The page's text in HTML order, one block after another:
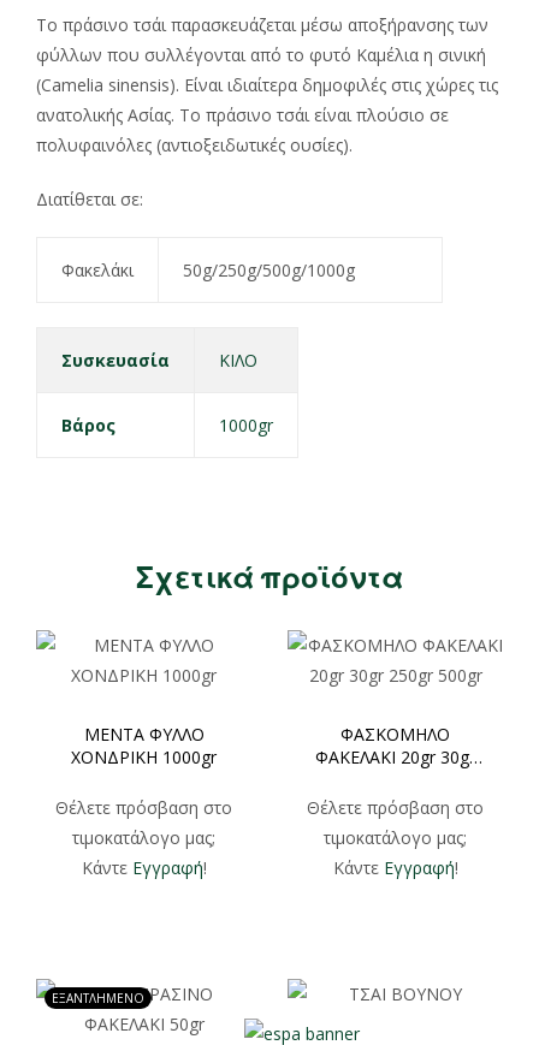
Το πράσινο τσάι παρασκευάζεται μέσω αποξήρανσης των
φύλλων που συλλέγονται από το φυτό Καμέλια η σινική
(Camelia sinensis). Είναι ιδιαίτερα δημοφιλές στις χώρες τις
ανατολικής Ασίας. Το πράσινο τσάι είναι πλούσιο σε
πολυφαινόλες (αντιοξειδωτικές ουσίες).
Διατίθεται σε:
Φακελάκι 50g/250g/500g/1000g
Συσκευασία ΚΙΛΟ
Βάρος 1000gr
Σχετικά προϊόντα
ΜΕΝΤΑ ΦΥΛΛΟ
ΧΟΝΔΡΙΚΗ 1000gr
Θέλετε πρόσβαση στο
τιμοκατάλογο μας;
Κάντε Εγγραφή!
ΦΑΣΚΟΜΗΛΟ
ΦΑΚΕΛΑΚΙ 20gr 30gr
Θέλετε πρόσβαση στο
τιμοκατάλογο μας;
Κάντε Εγγραφή!
ΕΞΑΝΤΛΗΜΕΝΟ